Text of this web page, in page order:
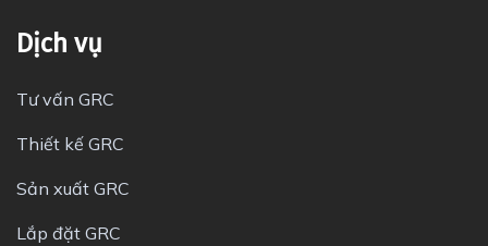
Dịch vụ
Tư vấn GRC
Thiết kế GRC
Sản xuất GRC
Lắp đặt GRC